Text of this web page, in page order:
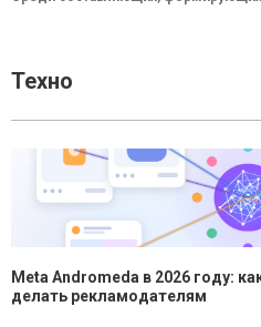
Техно
Meta Andromeda в 2026 году:
делать рекламодателям